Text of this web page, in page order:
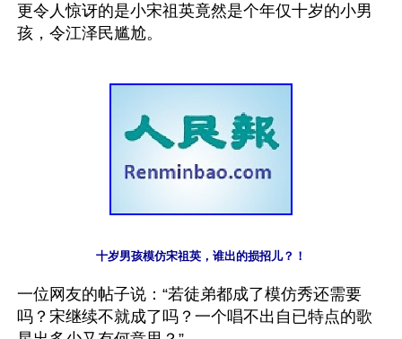
更令人惊讶的是小宋祖英竟然是个年仅十岁的小男
十岁男孩模仿宋祖英，谁出的损招儿？！
一位网友的帖子说：“若徒弟都成了模仿秀还需要
吗？宋继续不就成了吗？一个唱不出自已特点的歌